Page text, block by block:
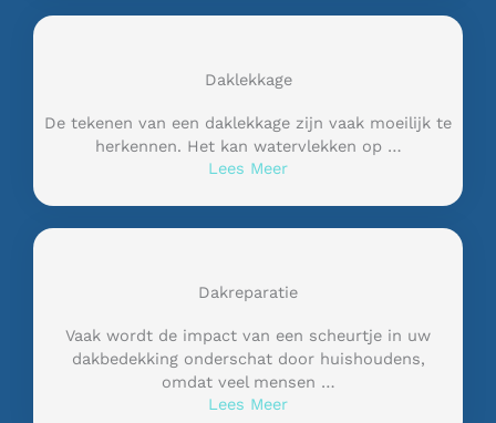
Daklekkage
De tekenen van een daklekkage zijn vaak moeilijk te
herkennen. Het kan watervlekken op …
Lees Meer
Dakreparatie
Vaak wordt de impact van een scheurtje in uw
dakbedekking onderschat door huishoudens,
omdat veel mensen …
Lees Meer